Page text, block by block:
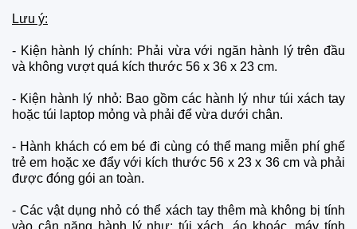
Lưu ý:
- Kiện hành lý chính: Phải vừa với ngăn hành lý trên đầu
và không vượt quá kích thước 56 x 36 x 23 cm.
- Kiện hành lý nhỏ: Bao gồm các hành lý như túi xách tay
hoặc túi laptop mỏng và phải để vừa dưới chân.
- Hành khách có em bé đi cùng có thể mang miễn phí ghế
trẻ em hoặc xe đẩy với kích thước 56 x 23 x 36 cm và phải
được đóng gói an toàn.
- Các vật dụng nhỏ có thể xách tay thêm mà không bị tính
vào cân nặng hành lý như: túi xách, áo khoác, máy tính